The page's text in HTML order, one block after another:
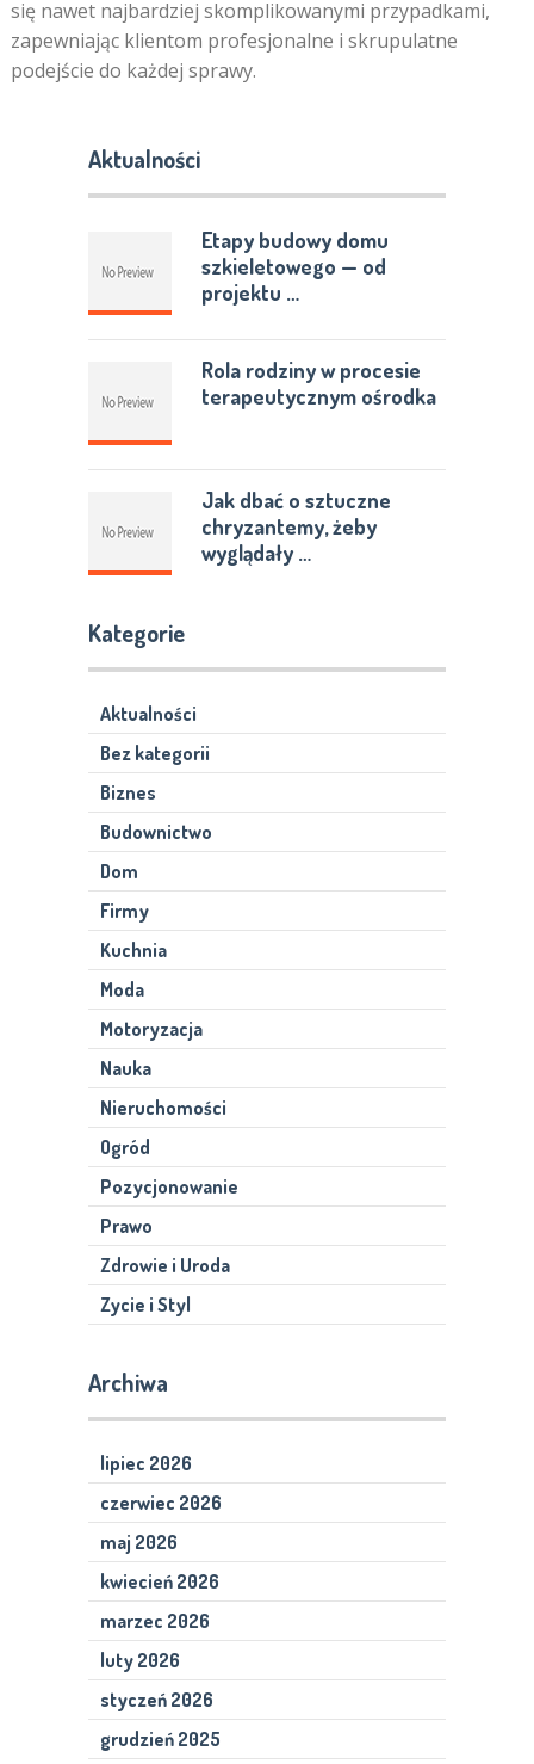
się nawet najbardziej skomplikowanymi przypadkami,
zapewniając klientom profesjonalne i skrupulatne
podejście do każdej sprawy.
Aktualności
Etapy budowy domu
szkieletowego — od
projektu …
Rola rodziny w procesie
terapeutycznym ośrodka
Jak dbać o sztuczne
chryzantemy, żeby
wyglądały …
Kategorie
Aktualności
Bez kategorii
Biznes
Budownictwo
Dom
Firmy
Kuchnia
Moda
Motoryzacja
Nauka
Nieruchomości
Ogród
Pozycjonowanie
Prawo
Zdrowie i Uroda
Zycie i Styl
Archiwa
lipiec 2026
czerwiec 2026
maj 2026
kwiecień 2026
marzec 2026
luty 2026
styczeń 2026
grudzień 2025